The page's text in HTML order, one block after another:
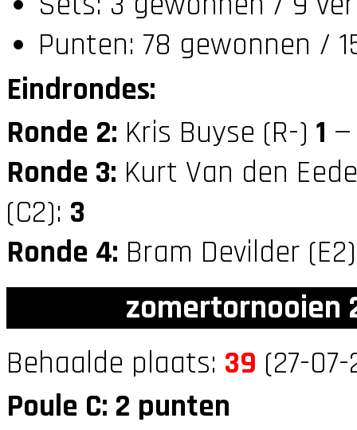
Punten: 78 gewonnen /
Eindrondes:
Ronde 2: Kris Buyse (R-) 1
Ronde 3: Kurt Van den
(C2): 3
Ronde 4: Bram Devilder
zomertornooien
Behaalde plaats: 39 (27-
Poule C: 2 punten